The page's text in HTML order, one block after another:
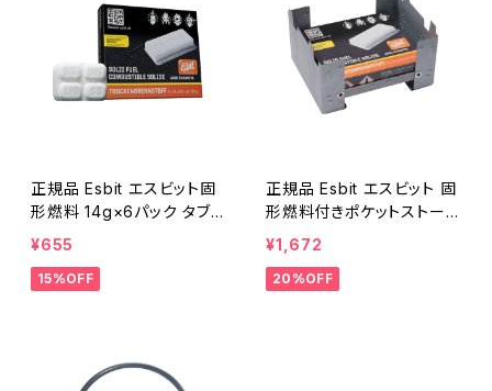
正規品 Esbit エスビット固
形燃料 14g×6パック タブレ
ット燃料
¥655
15%OFF
正規品 Esbit エスビット 固
形燃料付きポケットストーブ
ミリタリー
¥1,672
20%OFF